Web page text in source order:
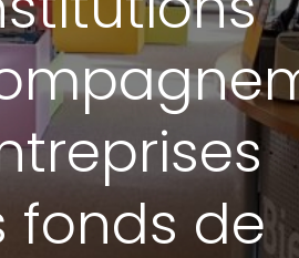
fonds de